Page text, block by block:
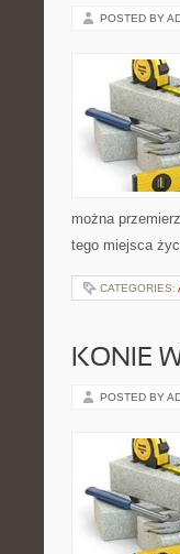
POSTED BY
można
tego miejsca
CATEGORIES:
KONIE
POSTED BY